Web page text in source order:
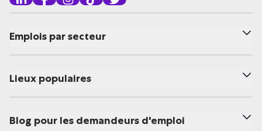
Emplois par secteur
Lieux populaires
Blog pour les demandeurs d'emploi